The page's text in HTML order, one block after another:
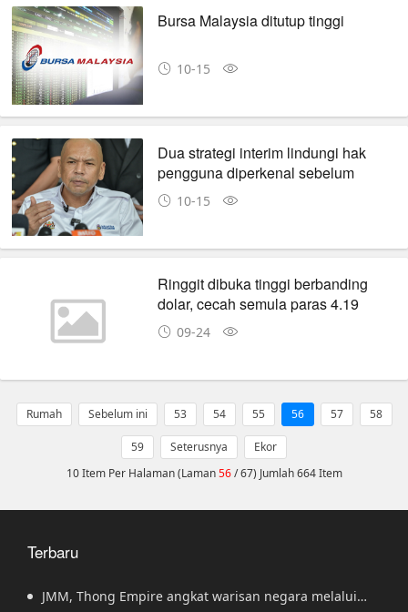
Bursa Malaysia ditutup tinggi
10-15
Dua strategi interim lindungi hak
pengguna diperkenal sebelum
Lemon Law dimuktamad
10-15
Ringgit dibuka tinggi berbanding
dolar, cecah semula paras 4.19
09-24
Rumah Sebelum ini 53 54 55 56 57 58
59 Seterusnya
Ekor
10 Item Per Halaman (Laman56/ 67) Jumlah 664 Item
Terbaru
JMM, Thong Empire angkat warisan negara melalui